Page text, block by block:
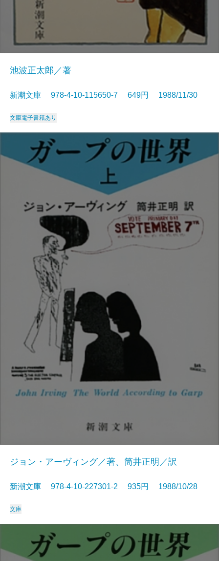
池波正太郎／著
新潮文庫 978-4-10-115650-7 649円 1988/11/30
文庫電子書籍あり
ジョン・アーヴィング／著、筒井正明／訳
新潮文庫 978-4-10-227301-2 935円 1988/10/28
文庫